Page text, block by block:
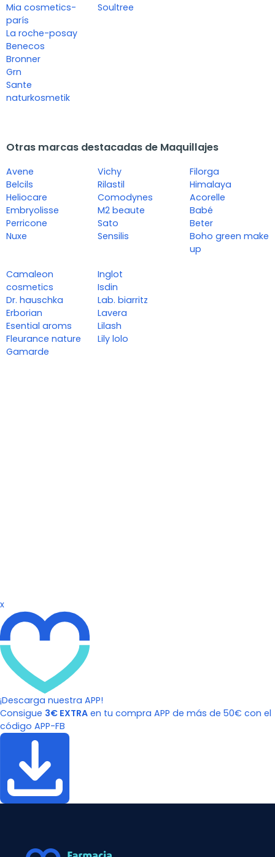
Mia cosmetics-
parís
La roche-posay
Benecos
Bronner
Grn
Sante
naturkosmetik
Soultree
Otras marcas destacadas de Maquillajes
Avene
Belcils
Heliocare
Embryolisse
Perricone
Nuxe
Vichy
Rilastil
Comodynes
M2 beaute
Sato
Sensilis
Filorga
Himalaya
Acorelle
Babé
Beter
Boho green make
up
Camaleon
cosmetics
Dr. hauschka
Erborian
Esential aroms
Fleurance nature
Gamarde
Inglot
Isdin
Lab. biarritz
Lavera
Lilash
Lily lolo
x
¡Descarga nuestra APP!
Consigue 3€ EXTRA en tu compra APP de más de 50€ con el
código APP-FB